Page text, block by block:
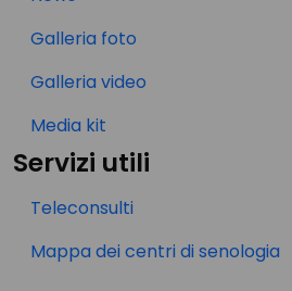
Galleria foto
Galleria video
Media kit
Servizi utili
Teleconsulti
Mappa dei centri di senologia